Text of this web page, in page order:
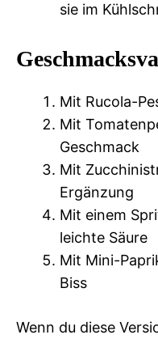
sie im
Mit Rucola-
Mit
Geschmack
Mit
Ergänzung
Mit einem
leichte Säure
Mit Mini-
Biss
Wenn du diese